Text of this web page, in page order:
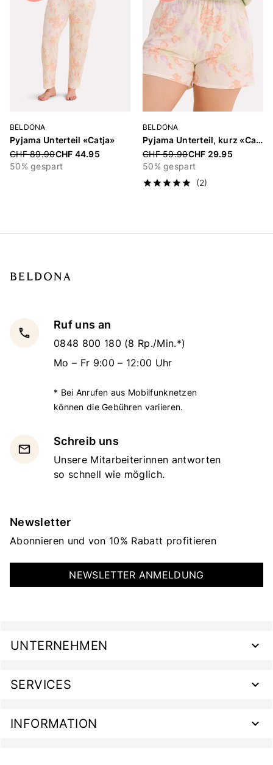
BELDONA
Pyjama Unterteil «Catja»
Price reduced from
CHF 89.90CHF 44.95
50% gespart
BELDONA
Pyjama Unterteil, kurz «Catja»
Price reduced from
CHF 59.90CHF 29.95
50% gespart
(2)
local_phone
Ruf uns an
0848 800 180 (8 Rp./Min.*)
Mo – Fr 9:00 – 12:00 Uhr
* Bei Anrufen aus Mobilfunknetzen
können die Gebühren variieren.
email
Schreib uns
Unsere Mitarbeiterinnen antworten
so schnell wie möglich.
Newsletter
Abonnieren und von 10% Rabatt profitieren
NEWSLETTER ANMELDUNG
UNTERNEHMEN
SERVICES
INFORMATION